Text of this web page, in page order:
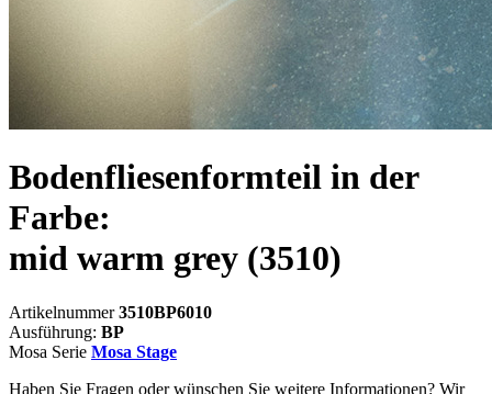
Bodenfliesenformteil in der
Farbe:
mid warm grey (3510)
Artikelnummer3510BP6010
Ausführung: BP
Mosa Serie Mosa Stage
Haben Sie Fragen oder wünschen Sie weitere Informationen? Wir